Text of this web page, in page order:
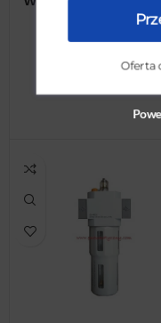
20 × 20 × 20 cm
Oferta